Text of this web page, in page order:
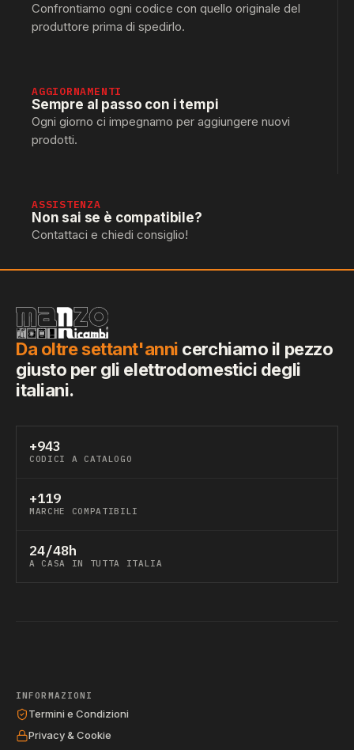
Confrontiamo ogni codice con quello originale del
produttore prima di spedirlo.
AGGIORNAMENTI
Sempre al passo con i tempi
Ogni giorno ci impegnamo per aggiungere nuovi
prodotti.
ASSISTENZA
Non sai se è compatibile?
Contattaci e chiedi consiglio!
Da oltre settant'anni cerchiamo il pezzo
giusto per gli elettrodomestici degli
italiani.
+943
CODICI A CATALOGO
+119
MARCHE COMPATIBILI
24/48h
A CASA IN TUTTA ITALIA
INFORMAZIONI
Termini e Condizioni
Privacy & Cookie